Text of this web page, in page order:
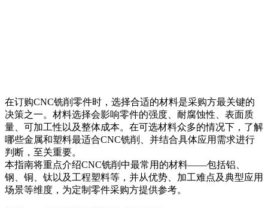
在订购CNC铣削零件时，选择合适的材料是采购方最关键的
决策之一。材料选择会影响零件的强度、耐腐蚀性、表面质
量、可加工性以及整体成本。在可选材料众多的情况下，了解
哪些金属和塑料最适合CNC铣削、并结合具体应用需求进行
判断，至关重要。
本指南将重点介绍CNC铣削中最常用的材料——包括铝、
钢、铜、钛以及工程塑料等，并从优势、加工难点及典型应用
场景等维度，为定制零件采购方提供参考。